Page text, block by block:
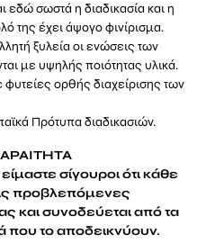
εδώ σωστά η διαδικασία και η
της έχει άψογο φινίρισμα.
ξυλεία οι ενώσεις των
με υψηλής ποιότητας υλικά.
φυτείες ορθής διαχείρισης των
Πρότυπα διαδικασιών.
σίγουροι ότι κάθε
προβλεπόμενες
και συνοδεύεται από τα
που το αποδεικνύουν.